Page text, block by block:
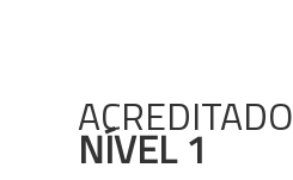
ACREDITADO
NÍVEL 1